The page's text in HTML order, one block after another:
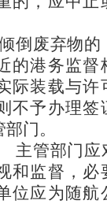
倒废弃物的
的港务监督
际装载与许
不予办理签
门。
主管部门应
和监督，必
位应为随航